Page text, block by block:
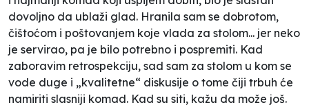
dovoljno da ublaži glad. Hranila sam se dobrotom,
čištoćom i poštovanjem koje vlada za stolom... jer neko
je servirao, pa je bilo potrebno i pospremiti. Kad
zaboravim retrospekciju, sad sam za stolom u kom se
vode duge i „kvalitetne“ diskusije o tome čiji trbuh će
namiriti slasniji komad. Kad su siti, kažu da može još.